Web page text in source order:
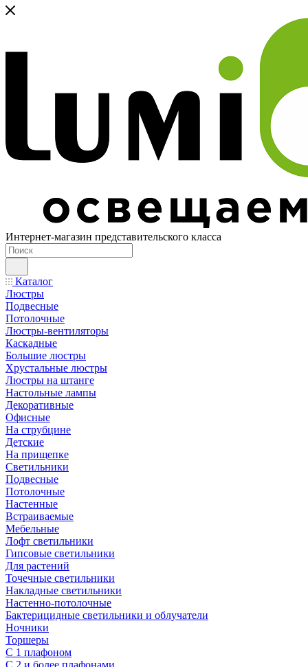
Интернет-магазин представительского класса
Каталог
Люстры
Подвесные
Потолочные
Люстры-вентиляторы
Каскадные
Большие люстры
Хрустальные люстры
Люстры на штанге
Настольные лампы
Декоративные
Офисные
На струбцине
Детские
На прищепке
Светильники
Подвесные
Потолочные
Настенные
Встраиваемые
Мебельные
Лофт светильники
Гипсовые светильники
Для растений
Точечные светильники
Накладные светильники
Настенно-потолочные
Бактерицидные светильники и облучатели
Ночники
Торшеры
С 1 плафоном
С 2 и более плафонами